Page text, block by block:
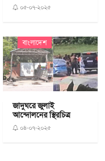
০৫-০৭-২০২৫
বাংলাদেশ
জাদুঘরে জুলাই
আন্দোলনের স্থিরচিত্র
০৪-০৭-২০২৫